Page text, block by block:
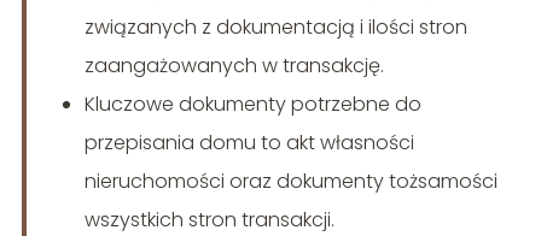
związanych z dokumentacją i ilości stron
zaangażowanych w transakcję.
Kluczowe dokumenty potrzebne do
przepisania domu to akt własności
nieruchomości oraz dokumenty tożsamości
wszystkich stron transakcji.